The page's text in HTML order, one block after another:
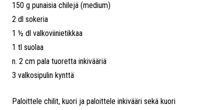
150 g punaisia chilejä (medium)
2 dl sokeria
1 ½ dl valkoviinietikkaa
1 tl suolaa
n. 2 cm pala tuoretta inkivääriä
3 valkosipulin kynttä
Paloittele chilit, kuori ja paloittele inkivääri sekä kuori